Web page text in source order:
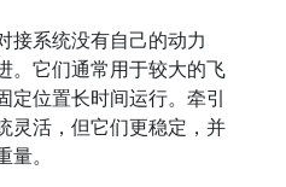
接系统没有自己的动力
。它们通常用于较大的飞
定位置长时间运行。牵引
灵活，但它们更稳定，并
。